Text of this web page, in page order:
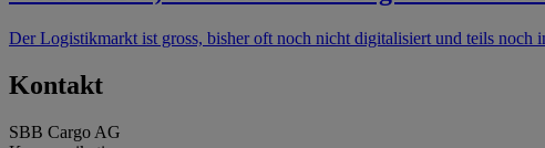
Der Logistikmarkt ist gross, bisher oft noch nicht digitalisiert und teils
Kontakt
SBB Cargo AG